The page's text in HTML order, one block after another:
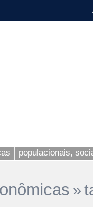
populacionais,
»